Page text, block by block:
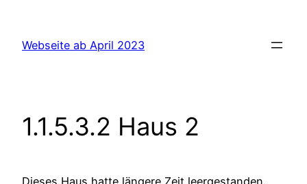
springen
Webseite ab April 2023
1.1.5.3.2 Haus 2